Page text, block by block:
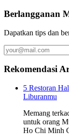
Berlangganan
Dapatkan tips dan
Rekomendasi
5 Restoran
Liburanmu
Memang
untuk orang
Ho Chi Minh